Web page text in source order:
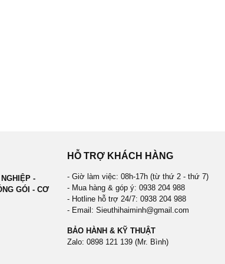
-
GÓI - CƠ
HỖ TRỢ KHÁCH HÀNG
- Giờ làm việc: 08h-17h (từ thứ 2 - thứ 7)
- Mua hàng & góp ý: 0938 204 988
- Hotline hỗ trợ 24/7: 0938 204 988
- Email: Sieuthihaiminh@gmail.com
BẢO HÀNH & KỸ THUẬT
Zalo: 0898 121 139 (Mr. Bình)